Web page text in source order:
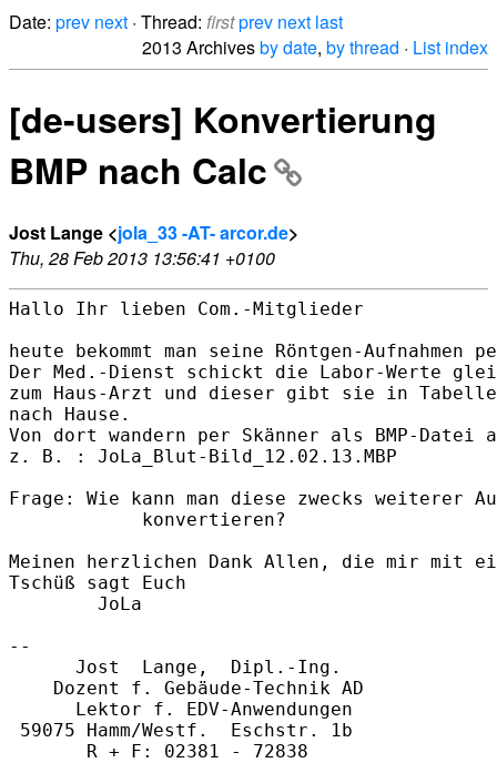
Date: prev next · Thread: firstprev next last
2013 Archivesby date, by thread · List index
[de-users] Konvertierung
BMP nach Calc
Jost Lange <jola_33 -AT- arcor.de>
Thu, 28 Feb 2013 13:56:41 +0100
Hallo Ihr lieben Com.-Mitglieder
heute bekommt man seine Röntgen-Aufnahmen
Der Med.-Dienst schickt die Labor-Werte
zum Haus-Arzt und dieser gibt sie in
nach Hause.
Von dort wandern per Skänner als BMP-Datei
z. B. : JoLa_Blut-Bild_12.02.13.MBP
Frage: Wie kann man diese zwecks weiterer
            konvertieren?
Meinen herzlichen Dank Allen, die mir mit
Tschüß sagt Euch
        JoLa
--
      Jost  Lange,  Dipl.-Ing.
    Dozent f. Gebäude-Technik AD
      Lektor f. EDV-Anwendungen
59075 Hamm/Westf.  Eschstr. 1b
       R + F: 02381 - 72838